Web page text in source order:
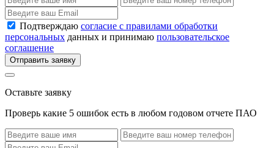
Подтверждаю согласие с правилами обработки
персональных данных и принимаю пользовательское
соглашение
Отправить заявку
Оставьте заявку
Проверь какие 5 ошибок есть в любом годовом отчете ПАО